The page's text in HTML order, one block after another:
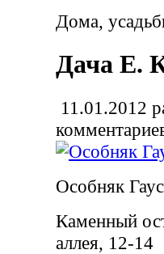
Дома,
Дача Е.
11.01.2012
Особняк
Каменный
аллея, 12-14